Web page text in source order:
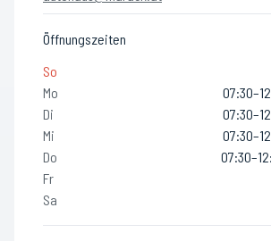
Öffnungszeiten
So
Mo
Di
Mi
Do
Fr
Sa